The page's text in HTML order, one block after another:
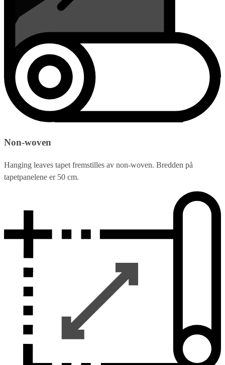
Non-woven
Hanging leaves tapet fremstilles av non-woven. Bredden på
tapetpanelene er 50 cm.